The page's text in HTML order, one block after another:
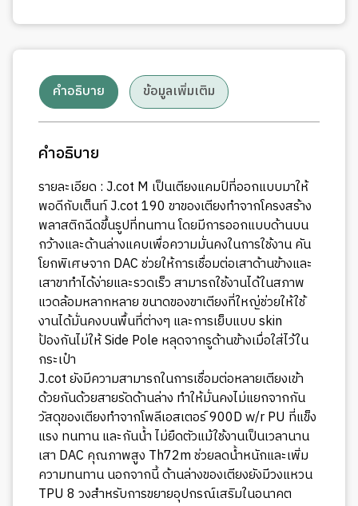
คำอธิบาย ข้อมูลเพิ่มเติม
คำอธิบาย
รายละเอียด : J.cot M เป็นเตียงแคมป์ที่ออกแบบมาให้
พอดีกับเต็นท์ J.cot 190 ขาของเตียงทำจากโครงสร้าง
พลาสติกฉีดขึ้นรูปที่ทนทาน โดยมีการออกแบบด้านบน
กว้างและด้านล่างแคบเพื่อความมั่นคงในการใช้งาน คัน
โยกพิเศษจาก DAC ช่วยให้การเชื่อมต่อเสาด้านข้างและ
เสาขาทำได้ง่ายและรวดเร็ว สามารถใช้งานได้ในสภาพ
แวดล้อมหลากหลาย ขนาดของขาเตียงที่ใหญ่ช่วยให้ใช้
งานได้มั่นคงบนพื้นที่ต่างๆ และการเย็บแบบ skin
ป้องกันไม่ให้ Side Pole หลุดจากรูด้านข้างเมื่อใส่ไว้ใน
กระเป๋า
J.cot ยังมีความสามารถในการเชื่อมต่อหลายเตียงเข้า
ด้วยกันด้วยสายรัดด้านล่าง ทำให้มั่นคงไม่แยกจากกัน
วัสดุของเตียงทำจากโพลีเอสเตอร์ 900D w/r PU ที่แข็ง
แรง ทนทาน และกันน้ำ ไม่ยืดตัวแม้ใช้งานเป็นเวลานาน
เสา DAC คุณภาพสูง Th72m ช่วยลดน้ำหนักและเพิ่ม
ความทนทาน นอกจากนี้ ด้านล่างของเตียงยังมีวงแหวน
TPU 8 วงสำหรับการขยายอุปกรณ์เสริมในอนาคต